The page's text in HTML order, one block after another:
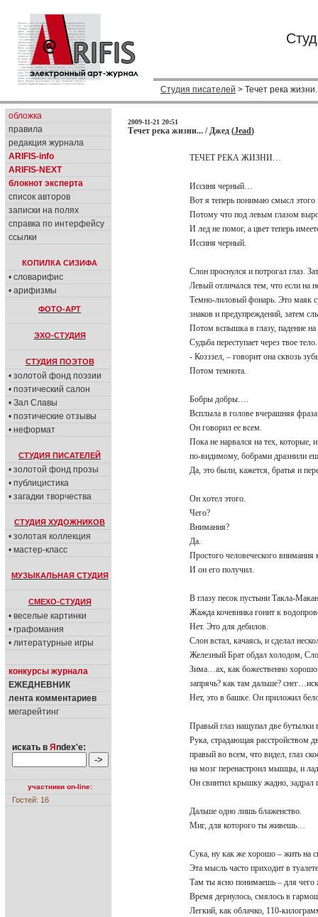
Студия писателей > Течет река
обложка
правила
редакция журнала
ARIFIS-info
ARIFIS-NEXT
блокнот эксперта
список авторов
записки на полях
справка по интерфейсу
ссылки
КОПИЛКА СИЗИФА
• словарифис
• арифизмы
ФОТО-АРТ
ЭХО-СТУДИЯ
СТУДИЯ ПОЭТОВ
• золотой фонд поэзии
• поэтический салон
• Зал Славы
• поэтические отзывы
• неформат
СТУДИЯ ПИСАТЕЛЕЙ
• золотой фонд прозы
• публицистика
• загадки творчества
СТУДИЯ ХУДОЖНИКОВ
• золотая коллекция
• мастер-класс
МУЗЫКАЛЬНАЯ СТУДИЯ
СМЕХО-СТУДИЯ
• веселые картинки
• графомания
• литературные игры
конкурсы журнала
ЕЖЕДНЕВНИК
лента комментариев
мегарейтинг
искать в Я ndex'е:
участники on-line:
Гостей: 16
2009-11-21 20:51
Течет река жизни... / Джед (Jead)
ТЕЧЕТ РЕКА ЖИЗНИ…
Иссиня черный…
Вот я теперь понимаю смысл этого
Потому что под левым глазом
И лед не помог, а цвет теперь
Иссиня черный.
Слон проснулся и потрогал глаз.
Левый отличался тем, что если на
Темно-лиловый фонарь. Это маяк
знаков и предупреждений, затем
Потом вспышка в глазу, падение
Судьба переступает через твое
- Козззел, – говорит она сквозь
Потом темнота.
Бобры добры….
Всплыла в голове вчерашняя
Он говорил ее всем.
Пока не нарвался на тех,
по-видимому, бобрами дразнили
Да, это были, кажется, братья и
Он хотел этого.
Чего?
Внимания?
Да.
Простого человеческого внимания
И он его получил.
В глазу песок пустыни Такла-
Жажда кочевника гонит к
Нет. Это для дебилов.
Слон встал, качаясь, и сделал
Железный Брат обдал холодом,
Зима…ах, как божественно
запрячь? как там дальше?
Нет, это в башке. Он приложил
Правый глаз нащупал две бутылки
Рука, страдающая расстройством
правый во всем, что видел, глаз
на мозг перенастроил мышцы, и
Он свинтил крышку жадно,
Дальше одно лишь блаженство.
Миг, для которого ты живешь…
Сука, ну как же хорошо – жить на
Эта мысль часто приходит в
Там ты ясно понимаешь – для чего
Время дернулось, смялось в
Легкий, как облачко, 110-